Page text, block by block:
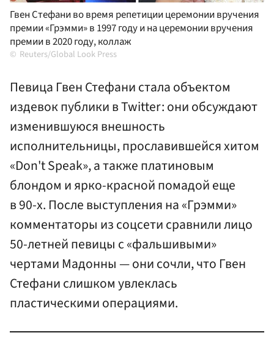
Гвен Стефани во время репетиции церемонии вручения
премии «Грэмми» в 1997 году и на церемонии вручения
премии в 2020 году, коллаж
Reuters/Global Look Press
Певица Гвен Стефани стала объектом
издевок публики в Twitter: они обсуждают
изменившуюся внешность
исполнительницы, прославившейся хитом
«Don't Speak», а также платиновым
блондом и ярко-красной помадой еще
в 90-х. После выступления на «Грэмми»
комментаторы из соцсети сравнили лицо
50-летней певицы с «фальшивыми»
чертами Мадонны — они сочли, что Гвен
Стефани слишком увлеклась
пластическими операциями.